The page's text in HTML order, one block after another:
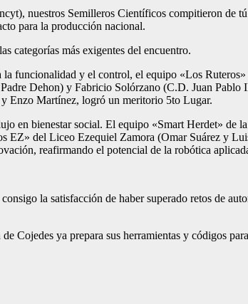
nuestros Semilleros Científicos compitieron de
para la producción nacional.
categorías más exigentes del encuentro.
funcionalidad y el control, el equipo «Los
Dehon) y Fabricio Solórzano (C.D. Juan Pablo
Enzo Martínez, logró un meritorio 5to Lugar.
en bienestar social. El equipo «Smart Herdet»
EZ» del Liceo Ezequiel Zamora (Omar Suárez y
reafirmando el potencial de la robótica
la satisfacción de haber superado retos de
Cojedes ya prepara sus herramientas y códigos